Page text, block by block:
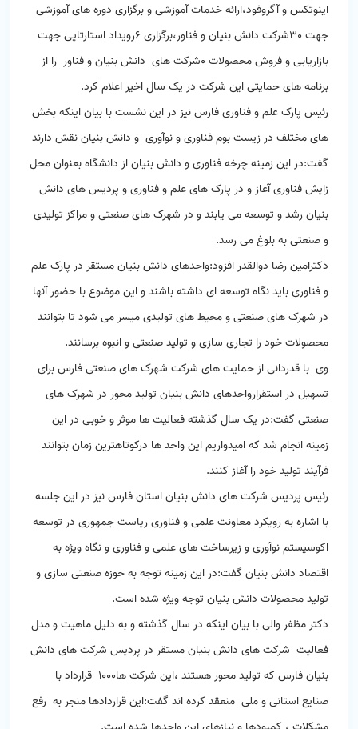
اینوتکس و آگروفود،ارائه خدمات آموزشی و برگزاری دوره های آموزشی
جهت 30شرکت دانش بنیان و فناور،برگزاری 6رویداد استارتاپی جهت
بازاریابی و فروش محصولات 0شرکت های دانش بنیان و فناور را از
برنامه های حمایتی این شرکت در یک سال اخیر اعلام کرد.
رئیس پارک علم و فناوری فارس نیز در این نشست با بیان اینکه بخش
های مختلف در زیست بوم فناوری و نوآوری و دانش بنیان نقش دارند
گفت:در این زمینه چرخه فناوری و دانش بنیان از دانشگاه بعنوان محل
زایش فناوری آغاز و در پارک های علم و فناوری و پردیس های دانش
بنیان رشد و توسعه می یابند و در شهرک های صنعتی و مراکز تولیدی
و صنعتی به بلوغ می رسد.
دکترامین رضا ذوالقدر افزود:واحدهای دانش بنیان مستقر در پارک علم
و فناوری باید نگاه توسعه ای داشته باشند و این موضوع با حضور آنها
در شهرک های صنعتی و محیط های تولیدی میسر می شود تا بتوانند
محصولات خود را تجاری سازی و تولید صنعتی و انبوه برسانند.
وی با قدردانی از حمایت های شرکت شهرک های صنعتی فارس برای
تسهیل در استقرارواحدهای دانش بنیان تولید محور در شهرک های
صنعتی گفت:در یک سال گذشته فعالیت ها موثر و خوبی در این
زمینه انجام شد که امیدواریم این واحد ها درکوتاهترین زمان بتوانند
فرآیند تولید خود را آغاز کنند.
رئیس پردیس شرکت های دانش بنیان استان فارس نیز در این جلسه
با اشاره به رویکرد معاونت علمی و فناوری ریاست جمهوری در توسعه
اکوسیستم نوآوری و زیرساخت های علمی و فناوری و نگاه ویژه به
اقتصاد دانش بنیان گفت:در این زمینه توجه به حوزه صنعتی سازی و
تولید محصولات دانش بنیان توجه ویژه شده است.
دکتر مظفر والی با بیان اینکه در سال گذشته و به دلیل ماهیت و مدل
فعالیت شرکت های دانش بنیان مستقر در پردیس شرکت های دانش
بنیان فارس که تولید محور هستند ،این شرکت ها1000 قرارداد با
صنایع استانی و ملی منعقد کرده اند گفت:این قراردادها منجر به رفع